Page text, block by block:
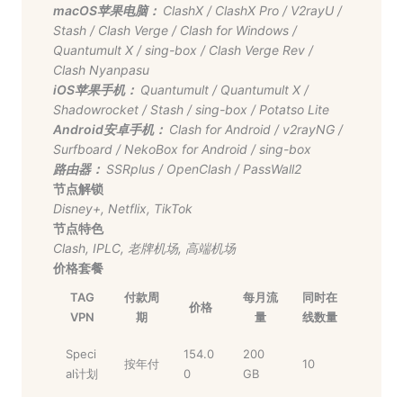
macOS苹果电脑： ClashX/ ClashX Pro/ V2rayU/
Stash/ Clash Verge/ Clash for Windows/
Quantumult X/sing-box/ Clash Verge Rev/
Clash Nyanpasu
iOS苹果手机： Quantumult/ Quantumult X/
Shadowrocket/Stash/sing-box/ Potatso Lite
Android安卓手机： Clash for Android/ v2rayNG/
Surfboard/ NekoBox for Android/sing-box
路由器： SSRplus/ OpenClash/ PassWall2
节点解锁
Disney+, Netflix, TikTok
节点特色
Clash, IPLC, 老牌机场, 高端机场
价格套餐
TAG
VPN
付款周
期
价格
每月流
量
同时在
线数量
Speci
al计划
按年付
154.0
0
200
GB
10